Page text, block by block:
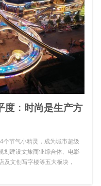
度：时尚是生产方
个节气小精灵，成为城市超级
划建设文旅商业综合体、电影
及文创写字楼等五大板块，